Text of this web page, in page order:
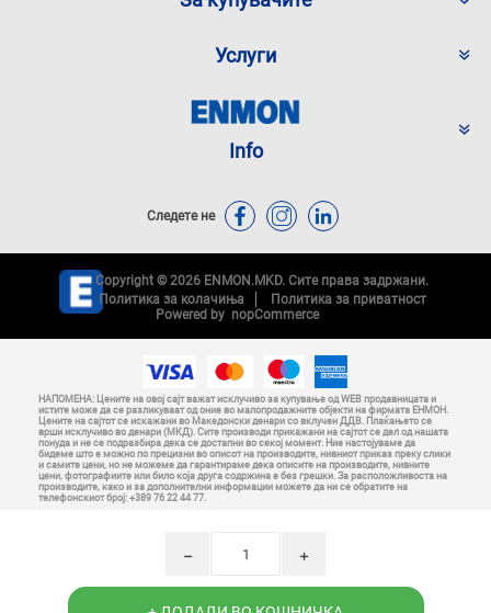
i
h
Услуги
Info
Следете не
Copyright © 2026 ENMON.MKD. Сите права задржани.
Политика за колачиња
Политика за приватност
Powered by nopCommerce
НАПОМЕНА: Цените на овој сајт важат исклучиво за купување од WEB продавницата и
истите може да се разликуваат од оние во малопродажните објекти на фирмата ЕНМОН.
Цените на сајтот се искажани во Македонски денари со вклучен ДДВ. Плаќањето се
врши исклучиво во денари (МКД). Сите производи прикажани на сајтот се дел од нашата
понуда и не се подразбира дека се достапни во секој момент. Ние настојуваме да
бидеме што е можно по прецизни во описот на производите, нивниот приказ преку слики
и самите цени, но не можеме да гарантираме дека описите на производите, нивните
цени, фотографиите или било која друга содржина е без грешки. За расположливоста на
производите, како и за дополнителни информации можете да ни се обратите на
телефонскиот број: +389 76 22 44 77.